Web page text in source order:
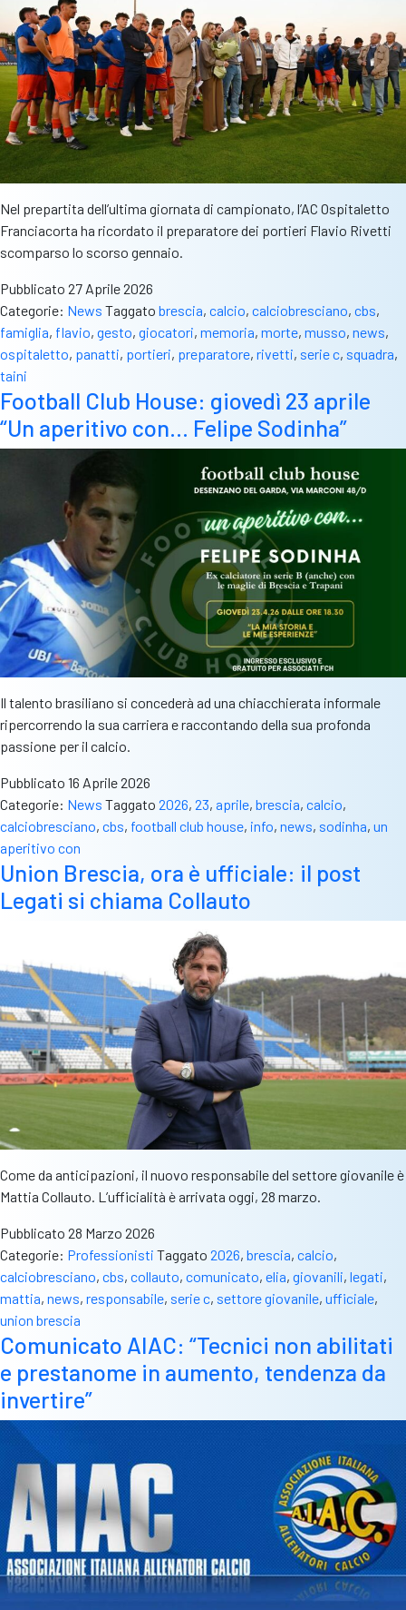
Nel prepartita dell’ultima giornata di campionato, l’AC Ospitaletto
Franciacorta ha ricordato il preparatore dei portieri Flavio Rivetti
scomparso lo scorso gennaio.
Pubblicato 27 Aprile 2026
Categorie: News Taggato brescia, calcio, calciobresciano, cbs,
famiglia, flavio, gesto, giocatori, memoria, morte, musso, news,
ospitaletto, panatti, portieri, preparatore, rivetti, serie c, squadra,
taini
Football Club House: giovedì 23 aprile
“Un aperitivo con… Felipe Sodinha”
Il talento brasiliano si concederà ad una chiacchierata informale
ripercorrendo la sua carriera e raccontando della sua profonda
passione per il calcio.
Pubblicato 16 Aprile 2026
Categorie: News Taggato 2026, 23, aprile, brescia, calcio,
calciobresciano, cbs, football club house, info, news, sodinha, un
aperitivo con
Union Brescia, ora è ufficiale: il post
Legati si chiama Collauto
Come da anticipazioni, il nuovo responsabile del settore giovanile è
Mattia Collauto. L’ufficialità è arrivata oggi, 28 marzo.
Pubblicato 28 Marzo 2026
Categorie: Professionisti Taggato 2026, brescia, calcio,
calciobresciano, cbs, collauto, comunicato, elia, giovanili, legati,
mattia, news, responsabile, serie c, settore giovanile, ufficiale,
union brescia
Comunicato AIAC: “Tecnici non abilitati
e prestanome in aumento, tendenza da
invertire”